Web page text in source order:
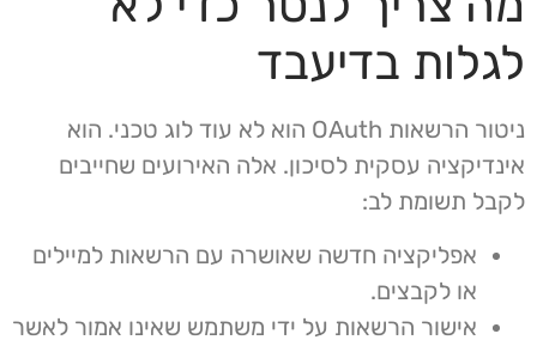
לגלות בדיעבד
ניטור הרשאות OAuth הוא לא עוד לוג טכני. הוא
אינדיקציה עסקית לסיכון. אלה האירועים שחייבים
לקבל תשומת לב:
אפליקציה חדשה שאושרה עם הרשאות למיילים
או לקבצים.
אישור הרשאות על ידי משתמש שאינו אמור לאשר